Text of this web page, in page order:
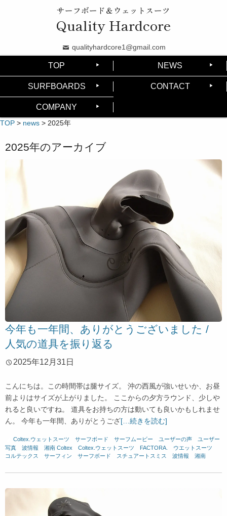
サーフボード＆ウェットスーツ
Quality Hardcore
qualityhardcore1@gmail.com
TOP NEWS
SURFBOARDS CONTACT
COMPANY
TOP > news > 2025年
2025年のアーカイブ
今年も一年間、ありがとうございました /
人気の道具を振り返る
2025年12月31日
こんにちは。この時間帯は腿サイズ。 沖の西風が強いせいか、お昼
前よりはサイズが上がりました。 ここからの夕方ラウンド、少しや
れると良いですね。 道具をお持ちの方は動いても良いかもしれませ
ん。 今年も一年間、ありがとうござ[…続きを読む]
Coltex.ウェットスーツ サーフボード サーフムービー ユーザーの声
ユーザー
写真
波情報 湘南 Coltex Coltex.ウェットスーツ FACTORA. ウエットスーツ
コルテックス
サーフィン サーフボード スチュアートスミス 波情報 湘南